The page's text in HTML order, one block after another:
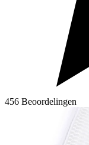
456 Beoordelingen